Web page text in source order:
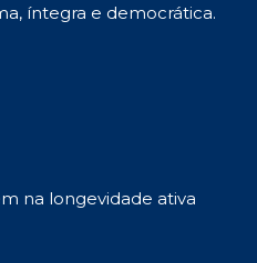
íntegra e democrática.
na longevidade ativa